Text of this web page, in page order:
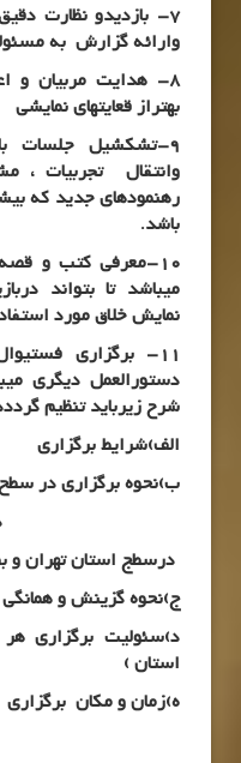
7- بازدیدو نظارت
وارائه گزارش به
8- هدایت مربیان و
بهتراز قعایتهای نمایشی
9-تشکشیل جلسات
وانتقال تجربیات ،
رهنمودهای جدید که
باشد.
10-معرفی کتب و
میباشد تا بتواند
نمایش خلاق مورد
11- برگزاری
دستورالعمل دیگری
شرح زیرباید تنظیم
الف)شرایط برگزاری
ب)نحوه برگزاری در سطح
درسطح
درسطج استان تهران و
ج)نحوه گزینش و همانگی
د)سئولیت برگزاری
استان )
ه)زمان و مکان برگزاری